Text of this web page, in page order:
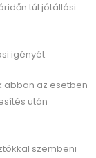
túl jótállási
igényét.
abban az esetben
után
szembeni